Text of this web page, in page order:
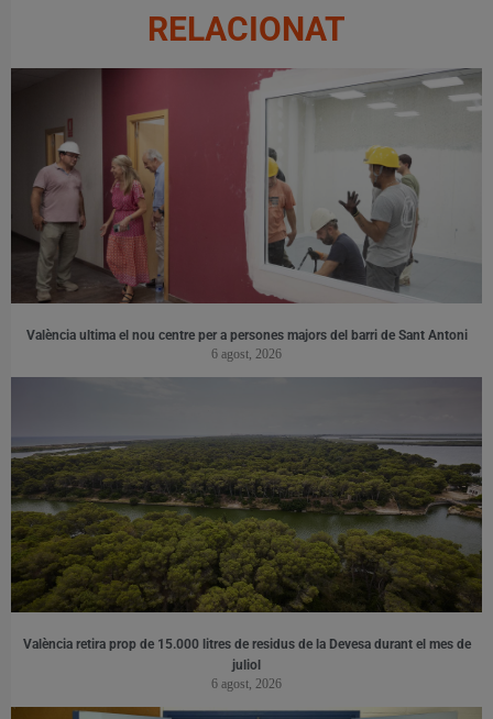
RELACIONAT
València ultima el nou centre per a persones majors del barri de Sant Antoni
6 agost, 2026
València retira prop de 15.000 litres de residus de la Devesa durant el mes de
juliol
6 agost, 2026